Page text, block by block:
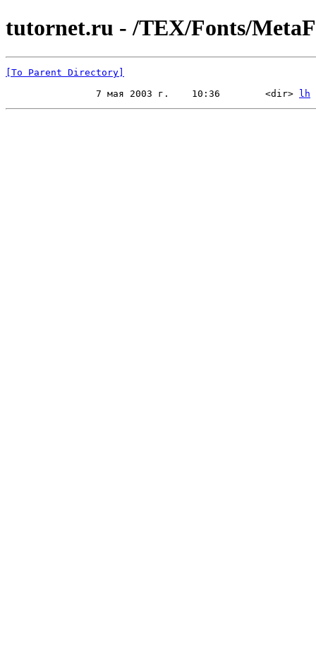
tutornet.ru - /TEX/Fonts/
[To Parent Directory]
                7 мая 2003 г.    10:36        <dir>
lh